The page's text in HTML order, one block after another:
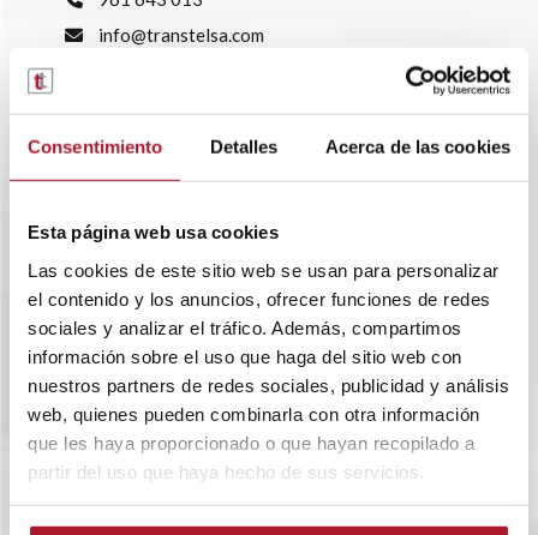
Consentimiento Detalles Acerca de las cookies
Esta página web usa cookies
Las cookies de este sitio web se usan para personalizar
el contenido y los anuncios, ofrecer funciones de redes
sociales y analizar el tráfico. Además, compartimos
información sobre el uso que haga del sitio web con
nuestros partners de redes sociales, publicidad y análisis
web, quienes pueden combinarla con otra información
que les haya proporcionado o que hayan recopilado a
partir del uso que haya hecho de sus servicios.
info@transtelsa.com
SOBRE TRANSTEL
BLOG